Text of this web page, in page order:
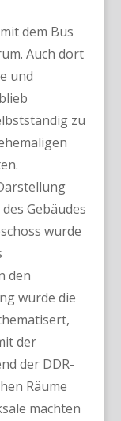
dem Bus
Auch dort
und
zu
Gebäudes
wurde
den
wurde die
der
der DDR-
Räume
machten